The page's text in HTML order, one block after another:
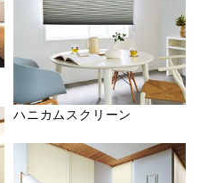
ハニカムスクリーン